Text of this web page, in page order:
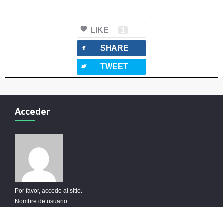
LIKE
facebook SHARE
twitterbird TWEET
Acceder
Por favor, accede al sitio.
Nombre de usuario